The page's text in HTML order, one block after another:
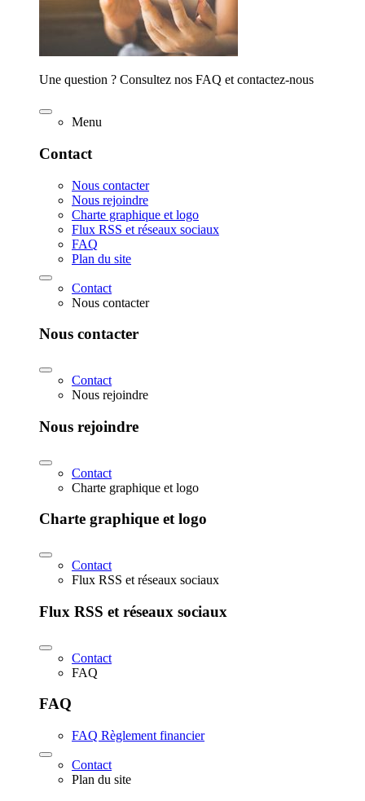
Une question ? Consultez nos FAQ et contactez-nous
Menu
Contact
Nous contacter
Nous rejoindre
Charte graphique et logo
Flux RSS et réseaux sociaux
FAQ
Plan du site
Contact
Nous contacter
Nous contacter
Contact
Nous rejoindre
Nous rejoindre
Contact
Charte graphique et logo
Charte graphique et logo
Contact
Flux RSS et réseaux sociaux
Flux RSS et réseaux sociaux
Contact
FAQ
FAQ
FAQ Règlement financier
Contact
Plan du site